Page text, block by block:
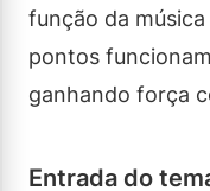
função da
pontos
ganhando força
Entrada do